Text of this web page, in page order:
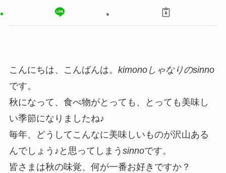
こんにちは、こんばんは。 kimonoしゃなりのsinno
です。
秋になって、食べ物がとっても、とっても美味し
い季節になりましたね♪
毎年、どうしてこんなに美味しいものが沢山ある
んでしょう♪と思ってしまう sinnoです。
皆さまは秋の味覚、何が一番お好きですか？